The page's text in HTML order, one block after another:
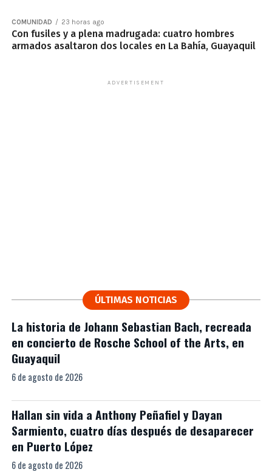
COMUNIDAD 23 horas ago
Con fusiles y a plena madrugada: cuatro hombres
armados asaltaron dos locales en La Bahía, Guayaquil
ADVERTISEMENT
ÚLTIMAS NOTICIAS
La historia de Johann Sebastian Bach, recreada
en concierto de Rosche School of the Arts, en
Guayaquil
6 de agosto de 2026
Hallan sin vida a Anthony Peñafiel y Dayan
Sarmiento, cuatro días después de desaparecer
en Puerto López
6 de agosto de 2026